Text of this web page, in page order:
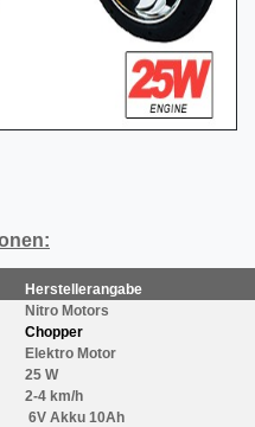
Herstellerangabe
Nitro Motors
Chopper
Elektro Motor
25 W
2-4 km/h
6V Akku 10Ah